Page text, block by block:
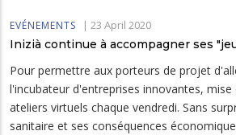
EVÉNEMENTS | 23 April 2020
Inizià continue à accompagner ses
Pour permettre aux porteurs de projet
l'incubateur d'entreprises innovantes, mise
ateliers virtuels chaque vendredi. Sans
sanitaire et ses conséquences